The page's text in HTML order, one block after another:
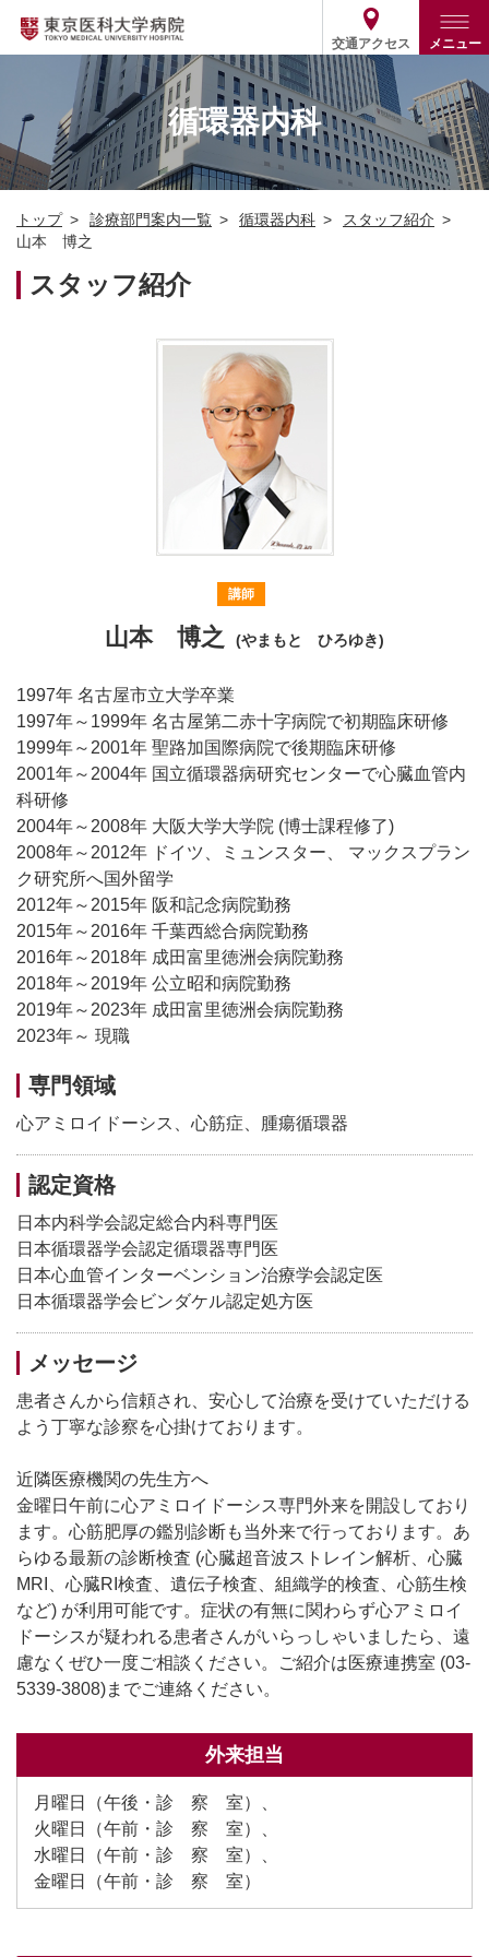
交通アクセス メニュー
トップ
外来・入院案内
外来
入院
患者支援・相談窓口
診療部門案内
診療部門案内一覧
医師・歯科医師等情報検索
病院案内
基本情報
役割・取り組み
医療関係の方
採用関連 ENGLISH
03-3342-6111
循環器内科
トップ 診療部門案内一覧 循環器内科
スタッフ紹介
山本 博之
スタッフ紹介
講師
山本 博之 (やまもと ひろゆき)
1997年 名古屋市立大学卒業
1997年～1999年 名古屋第二赤十字病院で初期臨床研修
1999年～2001年 聖路加国際病院で後期臨床研修
2001年～2004年 国立循環器病研究センターで心臓血管内
科研修
2004年～2008年 大阪大学大学院 (博士課程修了)
2008年～2012年 ドイツ、ミュンスター、 マックスプラン
ク研究所へ国外留学
2012年～2015年 阪和記念病院勤務
2015年～2016年 千葉西総合病院勤務
2016年～2018年 成田富里徳洲会病院勤務
2018年～2019年 公立昭和病院勤務
2019年～2023年 成田富里徳洲会病院勤務
2023年～ 現職
専門領域
心アミロイドーシス、心筋症、腫瘍循環器
認定資格
日本内科学会認定総合内科専門医
日本循環器学会認定循環器専門医
日本心血管インターベンション治療学会認定医
日本循環器学会ビンダケル認定処方医
メッセージ
患者さんから信頼され、安心して治療を受けていただける
よう丁寧な診察を心掛けております。
近隣医療機関の先生方へ
金曜日午前に心アミロイドーシス専門外来を開設しており
ます。心筋肥厚の鑑別診断も当外来で行っております。あ
らゆる最新の診断検査 (心臓超音波ストレイン解析、心臓
MRI、心臓RI検査、遺伝子検査、組織学的検査、心筋生検
など) が利用可能です。症状の有無に関わらず心アミロイ
ドーシスが疑われる患者さんがいらっしゃいましたら、遠
慮なくぜひ一度ご相談ください。ご紹介は医療連携室 (03-
5339-3808)までご連絡ください。
外来担当
月曜日（午後・診 察 室）、
火曜日（午前・診 察 室）、
水曜日（午前・診 察 室）、
金曜日（午前・診 察 室）